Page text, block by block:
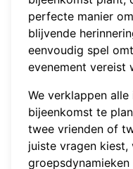
perfecte manier
blijvende
eenvoudig spel
evenement vereist
We verklappen
bijeenkomst te
twee vrienden of
juiste vragen kiest,